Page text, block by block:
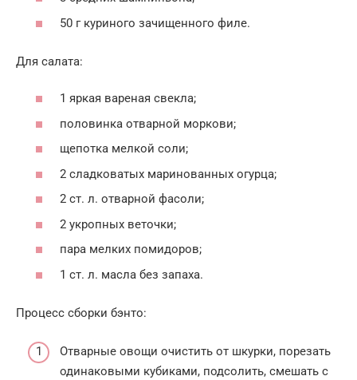
50 г куриного зачищенного филе.
Для салата:
1 яркая вареная свекла;
половинка отварной моркови;
щепотка мелкой соли;
2 сладковатых маринованных огурца;
2 ст. л. отварной фасоли;
2 укропных веточки;
пара мелких помидоров;
1 ст. л. масла без запаха.
Процесс сборки бэнто:
Отварные овощи очистить от шкурки, порезать
одинаковыми кубиками, подсолить, смешать с